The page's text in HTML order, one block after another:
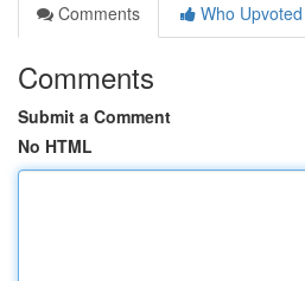
Comments
Who Upvoted
Comments
Submit a Comment
No HTML